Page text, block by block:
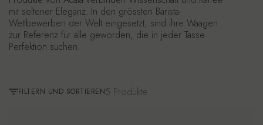
mit seltener Eleganz. In den grössten Barista-
Wettbewerben der Welt eingesetzt, sind ihre Waagen
zur Referenz für alle geworden, die in jeder Tasse
Perfektion suchen.
FILTERN UND SORTIEREN5 Produkte